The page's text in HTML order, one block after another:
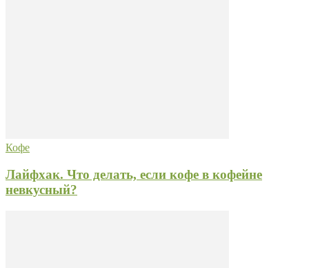
Кофе
Лайфхак. Что делать, если кофе в кофейне
невкусный?